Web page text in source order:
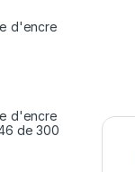
d'encre
d'encre
de 300